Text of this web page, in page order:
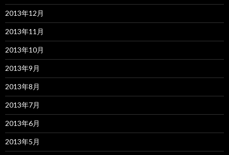
2013年12月
2013年11月
2013年10月
2013年9月
2013年8月
2013年7月
2013年6月
2013年5月